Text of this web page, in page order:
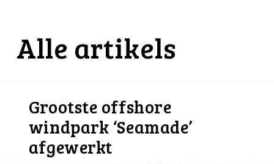
Alle artikels
Grootste offshore
windpark ‘Seamade’
afgewerkt